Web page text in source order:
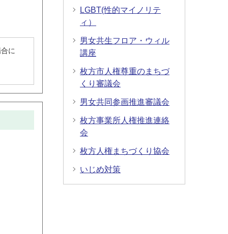
に
LGBT(性的マイノリテ
ィ）
男女共生フロア・ウィル
講座
枚方市人権尊重のまちづ
くり審議会
男女共同参画推進審議会
枚方事業所人権推進連絡
会
枚方人権まちづくり協会
いじめ対策